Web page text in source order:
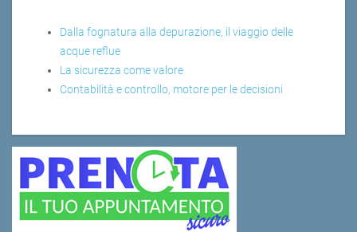
Dalla fognatura alla depurazione, il viaggio delle
acque reflue
La sicurezza come valore
Contabilità e controllo, motore per le decisioni